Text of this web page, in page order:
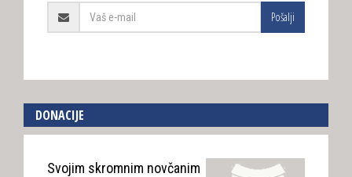
Pošalji
DONACIJE
Svojim skromnim novčanim